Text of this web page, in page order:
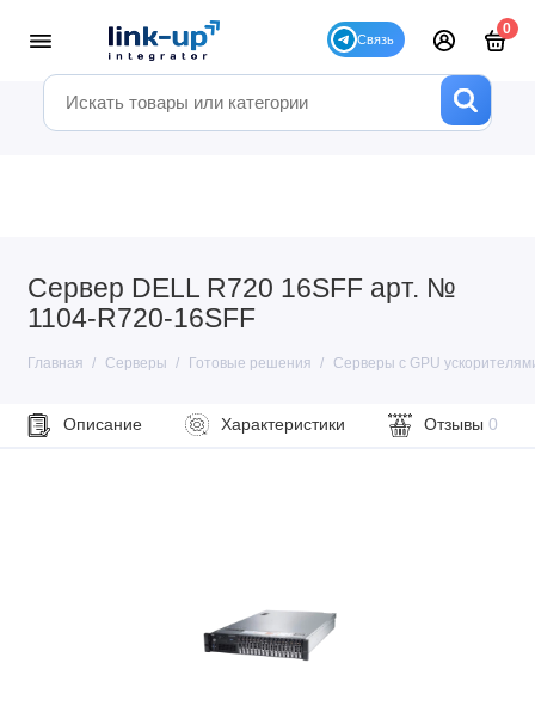
0
Сервер DELL R720 16SFF арт. №
1104-R720-16SFF
Главная Серверы Готовые решения Серверы с GPU
Описание Характеристики Отзывы 0